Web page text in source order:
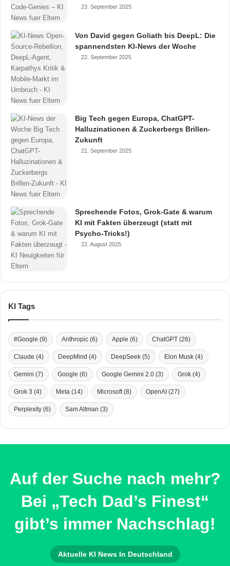
23. September 2025
Von David gegen Goliath bis DeepL: Die
spannendsten KI-News der Woche
22. September 2025
Big Tech gegen Europa, ChatGPT-
Halluzinationen & Zuckerbergs Brillen-
Zukunft
21. September 2025
Sprechende Fotos, Grok-Gate & warum
KI mit Fakten überzeugt (statt mit
Psycho-Tricks!)
22. August 2025
KI Tags
#Google (9) Anthropic (6) Apple (6) ChatGPT (26)
Claude (4) DeepMind (4) DeepSeek (5) Elon Musk (4)
Gemini (7) Google (6) Google Gemini 2.0 (3) Grok (4)
Grok 3 (4) Meta (14) Microsoft(8) OpenAI (27)
Perplexity (6) Sam Altman (3)
Auf der Suche nach mehr?
Bei „Tech Dad’s Finest“
gibt’s immer Nachschlag!
Aktuelle KI News In Deutschland